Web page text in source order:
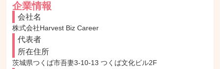
企業情報
会社名
株式会社Harvest Biz Career
代表者
所在住所
茨城県つくば市吾妻3-10-13 つくば文化ビル2F